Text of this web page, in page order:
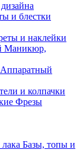
и блестки
и наклейки
Маникюр,
Аппаратный
и колпачки
Фрезы
Базы, топы и